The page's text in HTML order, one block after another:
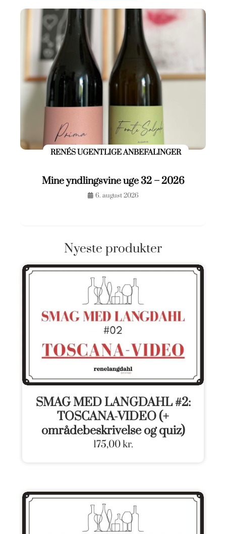
RENÉS UGENTLIGE ANBEFALINGER
Mine yndlingsvine uge 32 – 2026
6. august 2026
Nyeste produkter
SMAG MED LANGDAHL #2:
TOSCANA-VIDEO (+
områdebeskrivelse og quiz)
175,00kr.